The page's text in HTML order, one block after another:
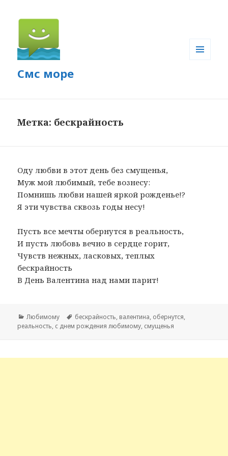
Смс море
Метка: бескрайность
Оду любви в этот день без смущенья,
Муж мой любимый, тебе вознесу:
Помнишь любви нашей яркой рожденье!?
Я эти чувства сквозь годы несу!
Пусть все мечты обернутся в реальность,
И пусть любовь вечно в сердце горит,
Чувств нежных, ласковых, теплых
бескрайность
В День Валентина над нами парит!
Рубрики
Любимому Метки
бескрайность, валентина, обернутся,
реальность, с днем рождения любимому, смущенья